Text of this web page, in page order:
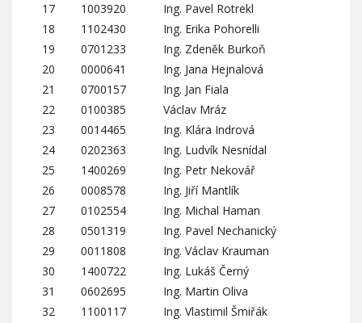
17
1003920
Ing. Pavel Rotrekl
18
1102430
Ing. Erika Pohorelli
19
0701233
Ing. Zdeněk Burkoň
20
0000641
Ing. Jana Hejnalová
21
0700157
Ing. Jan Fiala
22
0100385
Václav Mráz
23
0014465
Ing. Klára Indrová
24
0202363
Ing. Ludvík Nesnídal
25
1400269
Ing. Petr Nekovář
26
0008578
Ing. Jiří Mantlík
27
0102554
Ing. Michal Haman
28
0501319
Ing. Pavel Nechanický
29
0011808
Ing. Václav Krauman
30
1400722
Ing. Lukáš Černý
31
0602695
Ing. Martin Oliva
32
1100117
Ing. Vlastimil Šmiřák